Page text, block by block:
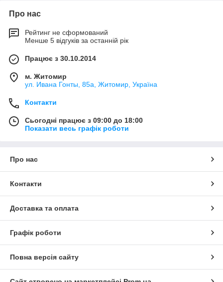
Про нас
Рейтинг не сформований
Менше 5 відгуків за останній рік
Працює з 30.10.2014
м. Житомир
ул. Ивана Гонты, 85а, Житомир, Україна
Контакти
Сьогодні працює з 09:00 до 18:00
Показати весь графік роботи
Про нас
Контакти
Доставка та оплата
Графік роботи
Повна версія сайту